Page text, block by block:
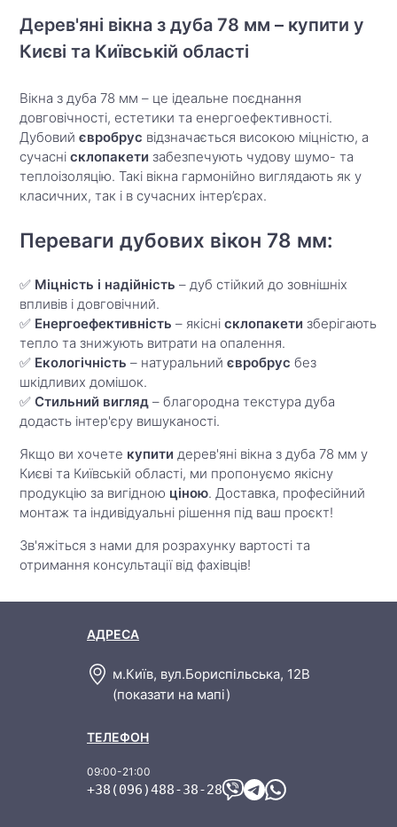
Дерев'яні вікна з дуба 78 мм – купити у
Києві та Київській області
Вікна з дуба 78 мм – це ідеальне поєднання
довговічності, естетики та енергоефективності.
Дубовийєвробрус відзначається високою міцністю, а
сучаснісклопакети забезпечують чудову шумо- та
теплоізоляцію. Такі вікна гармонійно виглядають як у
класичних, так і в сучасних інтер’єрах.
Переваги дубових вікон 78 мм:
✅ Міцність і надійність – дуб стійкий до зовнішніх
впливів і довговічний.
✅ Енергоефективність – якіснісклопакети зберігають
тепло та знижують витрати на опалення.
✅ Екологічність – натуральнийєвробрус без
шкідливих домішок.
✅Стильний вигляд – благородна текстура дуба
додасть інтер'єру вишуканості.
Якщо ви хочете купити дерев'яні вікна з дуба 78 мм у
Києві та Київській області, ми пропонуємо якісну
продукцію за вигідною ціною. Доставка, професійний
монтаж та індивідуальні рішення під ваш проєкт!
Зв'яжіться з нами для розрахунку вартості та
отримання консультації від фахівців!
м.Київ, вул.Бориспільська, 12В
(показати на мапі)
+38(096)488-38-28